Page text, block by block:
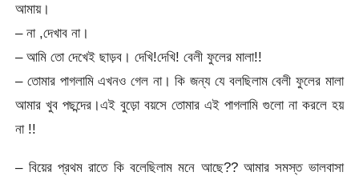
আমায়।
– না ,দেখাব না।
– আমি তো দেখেই ছাড়ব। দেখি!দেখি! বেলী ফুলের মালা!!
– তোমার পাগলামি এখনও গেল না। কি জন্য যে বলছিলাম বেলী ফুলের মালা
আমার খুব পছন্দের।এই বুড়ো বয়সে তোমার এই পাগলামি গুলো না করলে হয়
না !!
– বিয়ের প্রথম রাতে কি বলেছিলাম মনে আছে?? আমার সমস্ত ভালবাসা